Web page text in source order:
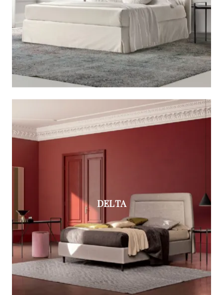
DELTA